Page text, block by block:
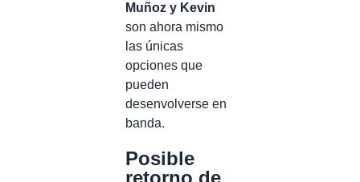
Muñoz y Kevin
son ahora mismo
las únicas
opciones que
pueden
desenvolverse en
banda.
Posible
retorno de